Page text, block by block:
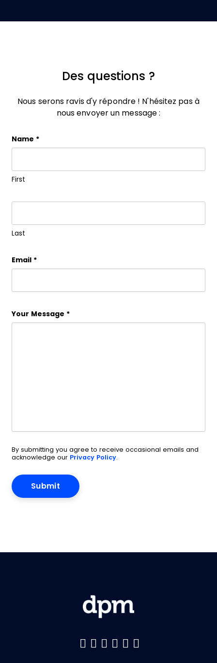
Des questions ?
Nous serons ravis d'y répondre ! N'hésitez pas à
nous envoyer un message :
Company
This field is for validation purposes and should be
Name *
First
Last
Email *
Your Message *
By submitting you agree to receive occasional emails and
acknowledge our Privacy Policy.
Like us on Facebook
Follow us on Twitter
Follow us on
Add us on
Follow us on
Follow us on